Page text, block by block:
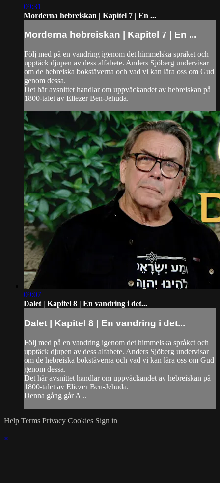
09:31
Morderna hebreiskan | Kapitel 7 | En ...
Morderna hebreiskan | Kapitel 7 | En ...
Följ med på en vandring igenom det himmelska språket och
upptäck djupen av dess alfabete. Anders Sjöberg undervisar
om de hebreiska bokstäverna och vad vi kan lära oss om Gud
genom dessa.
Det här avsnittet handlar om uppväckandet av hebreiskan på
1800-talet av Eliezer Ben-Jehuda.
09:07
Dalet | Kapitel 8 | En vandring i det...
Dalet | Kapitel 8 | En vandring i det...
Följ med på en vandring igenom det himmelska språket och
upptäck djupen av dess alfabete. Anders Sjöberg undervisar
om de hebreiska bokstäverna och vad vi kan lära oss om Gud
genom dessa.
Det här avsnittet handlar om uppväckandet av hebreiskan på
1800-talet av Eliezer Ben-Jehuda.
Denna gång går A...
Help Terms Privacy Cookies Sign in
×